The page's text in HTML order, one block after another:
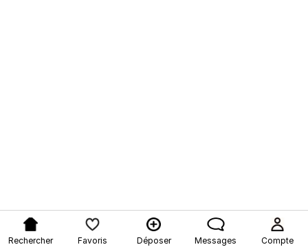
Rechercher Favoris Déposer Messages Compte